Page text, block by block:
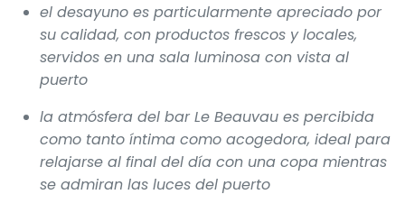
el desayuno es particularmente apreciado por
su calidad, con productos frescos y locales,
servidos en una sala luminosa con vista al
puerto
la atmósfera del bar Le Beauvau es percibida
como tanto íntima como acogedora, ideal para
relajarse al final del día con una copa mientras
se admiran las luces del puerto